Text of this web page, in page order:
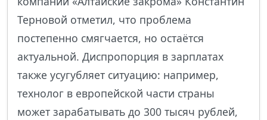
Терновой отметил, что проблема
постепенно смягчается, но остаётся
актуальной. Диспропорция в зарплатах
также усугубляет ситуацию: например,
технолог в европейской части страны
может зарабатывать до 300 тысяч рублей,